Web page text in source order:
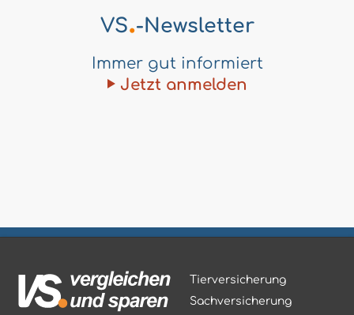
VS.-Newsletter
Immer gut informiert
Jetzt anmelden
Tierversicherung
Sachversicherung